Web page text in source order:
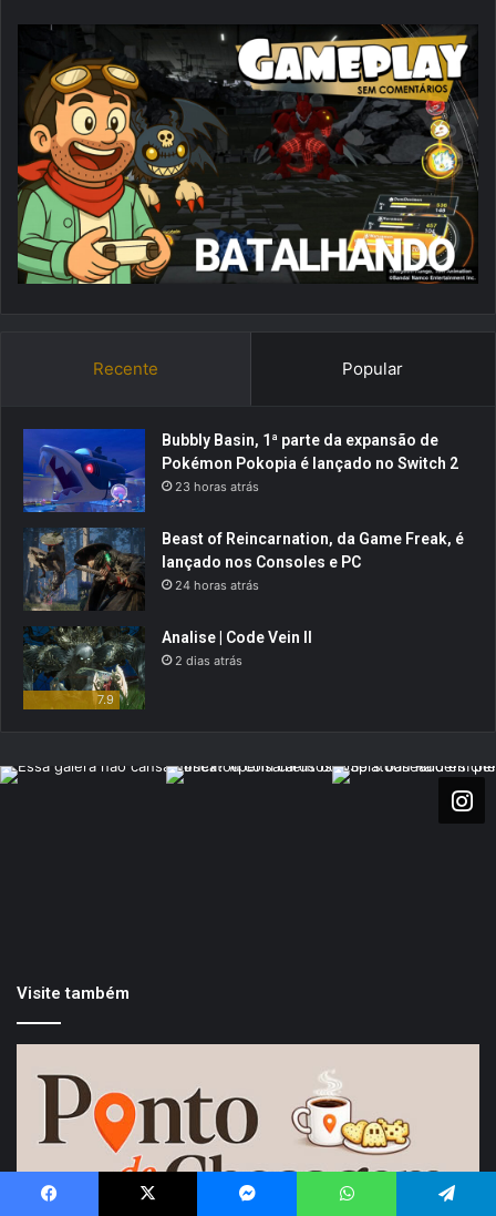
Recente Popular
Bubbly Basin, 1ª parte da expansão de
Pokémon Pokopia é lançado no Switch 2
23 horas atrás
Beast of Reincarnation, da Game Freak, é
lançado nos Consoles e PC
24 horas atrás
7.9
Analise | Code Vein II
2 dias atrás
Visite também